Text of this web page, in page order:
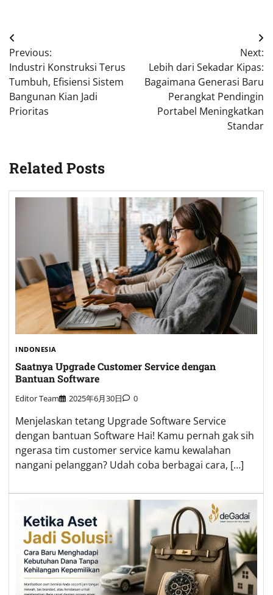
Post
navigation
Previous:
Industri Konstruksi Terus
Tumbuh, Efisiensi Sistem
Bangunan Kian Jadi
Prioritas
Next:
Lebih dari Sekadar Kipas:
Bagaimana Generasi Baru
Perangkat Pendingin
Portabel Meningkatkan
Standar
Related Posts
INDONESIA
Saatnya Upgrade Customer Service dengan
Bantuan Software
Editor Team 2025年6月30日 0
Menjelaskan tetang Upgrade Software Service
dengan bantuan Software Hai! Kamu pernah gak sih
ngerasa tim customer service kamu kewalahan
nangani pelanggan? Udah coba berbagai cara, […]